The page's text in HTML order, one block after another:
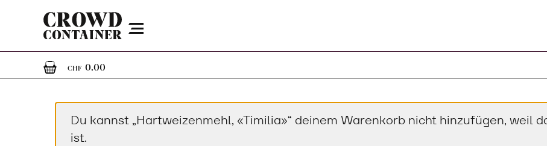
Menu
CHF 0.000 Artikel im Warenkorb
Du kannst „Hartweizenmehl, «Timilia»“ deinem Warenkorb nicht hinzufügen, weil
ist.